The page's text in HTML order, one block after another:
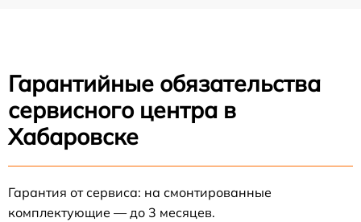
Гарантийные обязательства
сервисного центра в
Хабаровске
Гарантия от сервиса: на смонтированные
комплектующие — до 3 месяцев.